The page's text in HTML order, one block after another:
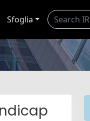
Sfoglia